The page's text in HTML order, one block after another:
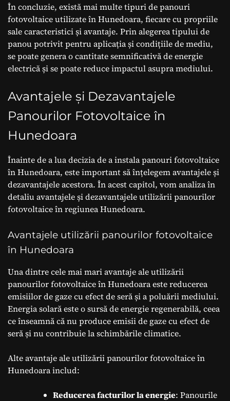
În concluzie, există mai multe tipuri de panouri
fotovoltaice utilizate în Hunedoara, fiecare cu propriile
sale caracteristici și avantaje. Prin alegerea tipului de
panou potrivit pentru aplicația și condițiile de mediu,
se poate genera o cantitate semnificativă de energie
electrică și se poate reduce impactul asupra mediului.
Avantajele și Dezavantajele
Panourilor Fotovoltaice în
Hunedoara
Înainte de a lua decizia de a instala panouri fotovoltaice
în Hunedoara, este important să înțelegem avantajele și
dezavantajele acestora. În acest capitol, vom analiza în
detaliu avantajele și dezavantajele utilizării panourilor
fotovoltaice în regiunea Hunedoara.
Avantajele utilizării panourilor fotovoltaice
în Hunedoara
Una dintre cele mai mari avantaje ale utilizării
panourilor fotovoltaice în Hunedoara este reducerea
emisiilor de gaze cu efect de seră și a poluării mediului.
Energia solară este o sursă de energie regenerabilă, ceea
ce înseamnă că nu produce emisii de gaze cu efect de
seră și nu contribuie la schimbările climatice.
Alte avantaje ale utilizării panourilor fotovoltaice în
Hunedoara includ:
Reducerea facturilor la energie: Panourile